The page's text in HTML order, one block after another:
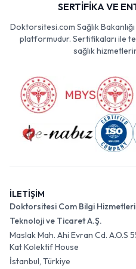
SERTİFİKA VE
Doktorsitesi.com Sağlık
platformudur. Sertifikaları ile
sağlık
İLETİŞİM
Doktorsitesi Com Bilgi Hizmetleri
Teknoloji ve Ticaret A.Ş.
Maslak Mah. Ahi Evran Cd. A.O.S
Kat Kolektif House
İstanbul, Türkiye